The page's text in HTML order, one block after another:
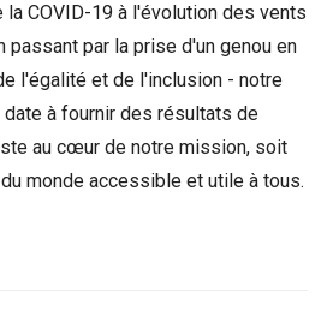
COVID-19 à l'évolution des vents
par la prise d'un genou en
l'égalité et de l'inclusion - notre
à fournir des résultats de
au cœur de notre mission, soit
monde accessible et utile à tous.